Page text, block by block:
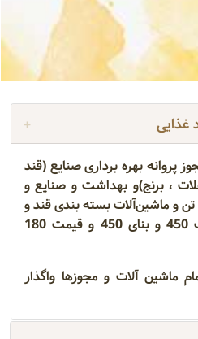
غذایی
پروانه بهره برداری صنایع (قند
، برنج)و بهداشت و صنایع و
بهداشت با ظرفیت روزانه 2 تن و ماشین‌آلات بسته بندی قند و
شکر در زمینی به مساحت 450 و بنای 450 و قیمت 180
ماشین آلات و مجوزها واگذار